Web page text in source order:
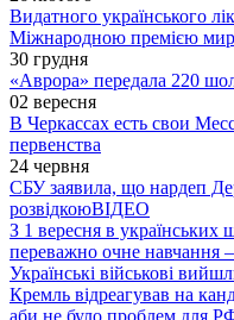
Видатного українського
Міжнародною премією
30 грудня
«Аврора» передала 220
02 вересня
В Черкассах есть свои
первенства
24 червня
СБУ заявила, що нардеп
розвідкоюВІДЕО
З 1 вересня в українських
переважно очне навчання
Українські військові
Кремль відреагував на